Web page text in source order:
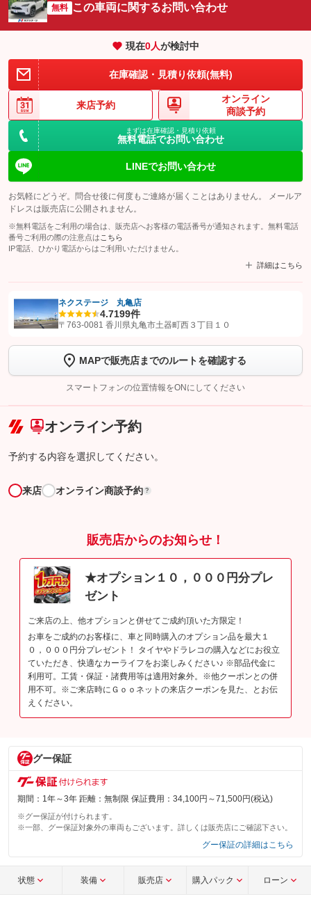
無料 この車両に関するお問い合わせ
現在0人が検討中
在庫確認・見積り依頼(無料)
来店予約
オンライン
商談予約
まずは在庫確認・見積り依頼
無料電話でお問い合わせ
LINEでお問い合わせ
お気軽にどうぞ。問合せ後に何度もご連絡が届くことはありません。 メールア
ドレスは販売店に公開されません。
※無料電話をご利用の場合は、販売店へお客様の電話番号が通知されます。無料電話
番号ご利用の際の注意点は こちら
IP電話、ひかり電話からはご利用いただけません。
詳細はこちら
【STEP1】認証画面でグーネットを友だち追加してから「許可する」ボタンを押
トーク画面で
ボタンをタップして問い合わせを
完了してください。
こちら
ネクステージ 丸亀店
4.7199件
〒763-0081 香川県丸亀市土器町西３丁目１０
MAPで販売店までのルートを確認する
スマートフォンの位置情報をONにしてください
オンライン予約
予約する内容を選択してください。
来店 オンライン商談予約 ?
販売店からのお知らせ！
★オプション１０，０００円分プレ
ゼント
ご来店の上、他オプションと併せてご成約頂いた方限定！
お車をご成約のお客様に、車と同時購入のオプション品を最大１
０，０００円分プレゼント！ タイヤやドラレコの購入などにお役立
ていただき、快適なカーライフをお楽しみください♪ ※部品代金に
利用可。工賃・保証・諸費用等は適用対象外。※他クーポンとの併
用不可。※ご来店時にＧｏｏネットの来店クーポンを見た、とお伝
えください。
グー保証
期間：1年～3年 距離：無制限 保証費用：34,100円～71,500円(税込)
※グー保証が付けられます。
※一部、グー保証対象外の車両もございます。詳しくは販売店にご確認下さい。
グー保証の詳細はこちら
状態 装備 販売店 購入パック ローン